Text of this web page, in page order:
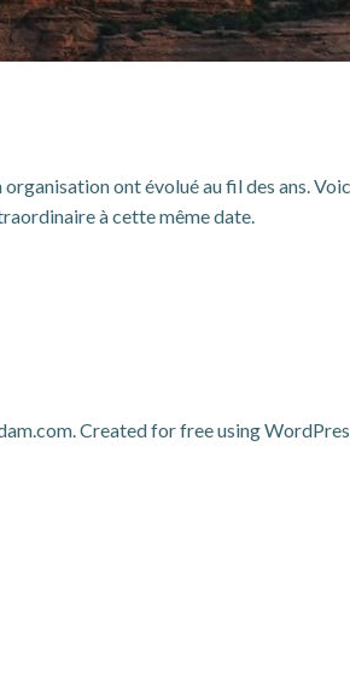
ont évolué au fil des ans.
à cette même date.
Created for free using